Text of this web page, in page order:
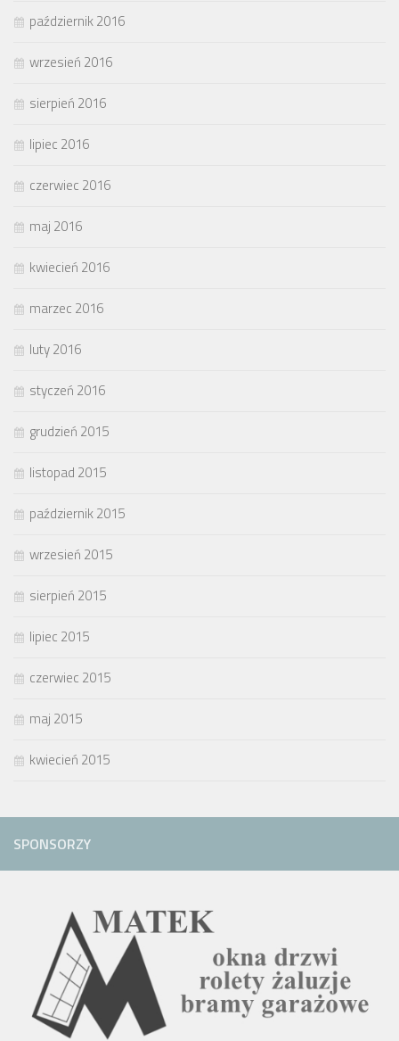
październik 2016
wrzesień 2016
sierpień 2016
lipiec 2016
czerwiec 2016
maj 2016
kwiecień 2016
marzec 2016
luty 2016
styczeń 2016
grudzień 2015
listopad 2015
październik 2015
wrzesień 2015
sierpień 2015
lipiec 2015
czerwiec 2015
maj 2015
kwiecień 2015
SPONSORZY